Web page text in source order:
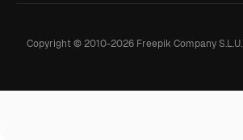
Copyright © 2010-2026Freepik Company S.L.U.